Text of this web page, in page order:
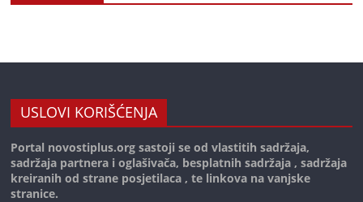
USLOVI KORIŠĆENJA
Portal novostiplus.org sastoji se od vlastitih sadržaja,
sadržaja partnera i oglašivača, besplatnih sadržaja , sadržaja
kreiranih od strane posjetilaca , te linkova na vanjske
stranice.